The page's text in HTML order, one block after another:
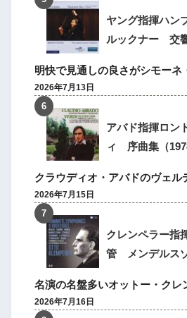
ヤング指揮ハ
ルックナー 交
明快で見通しの良さがシモーネ
2026年7月13日
アバド指揮ロ
ィ 序曲集（
クラウディオ・アバドのヴェル
2026年7月15日
クレンペラー指
管 メンデルス
名演の名盤多いオットー・クレ
2026年7月16日